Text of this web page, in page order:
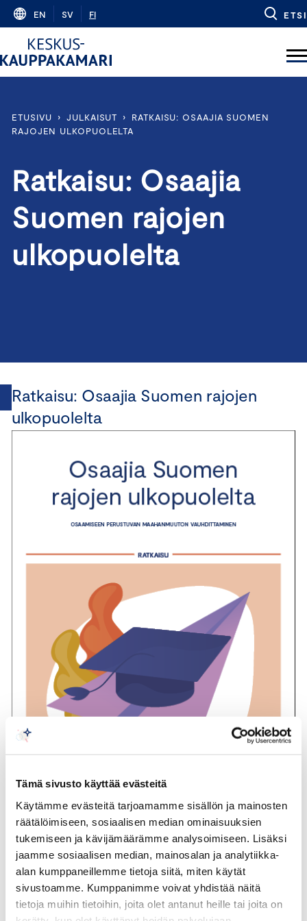
Tämä sivusto käyttää evästeitä
Käytämme evästeitä tarjoamamme sisällön ja mainosten
räätälöimiseen, sosiaalisen median ominaisuuksien
tukemiseen ja kävijämäärämme analysoimiseen. Lisäksi
jaamme sosiaalisen median, mainosalan ja analytiikka-
alan kumppaneillemme tietoja siitä, miten käytät
sivustoamme. Kumppanimme voivat yhdistää näitä
tietoja muihin tietoihin, joita olet antanut heille tai joita on
Skip
content
EN SV FI ETSI
ETUSIVU › JULKAISUT ›
RATKAISU: OSAAJIA SUOMEN
RAJOJEN ULKOPUOLELTA
Ratkaisu: Osaajia
Suomen rajojen
ulkopuolelta
Ratkaisu: Osaajia Suomen rajojen
ulkopuolelta
Osaajia Suomen rajojen ulkopuolelta
– osaamiseen perustuvan
maahanmuuton vauhdittaminen
Osaamiseen perustuva maahanmuutto on keskeinen